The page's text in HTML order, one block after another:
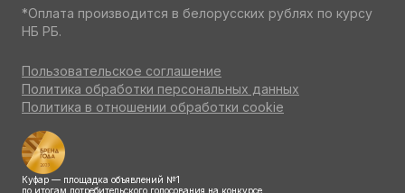
*Оплата производится в белорусских рублях по курсу
НБ РБ.
Пользовательское соглашение
Политика обработки персональных данных
Политика в отношении обработки cookie
Куфар — площадка объявлений №1
по итогам потребительского голосования на конкурсе